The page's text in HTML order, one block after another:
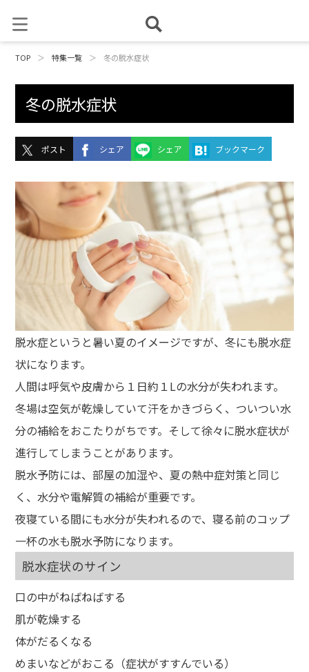
TOP ＞ 特集一覧 ＞ 冬の脱水症状
冬の脱水症状
ポスト シェア シェア ブックマーク
脱水症というと暑い夏のイメージですが、冬にも脱水症
状になります。
人間は呼気や皮膚から１日約１Lの水分が失われます。
冬場は空気が乾燥していて汗をかきづらく、ついつい水
分の補給をおこたりがちです。そして徐々に脱水症状が
進行してしまうことがあります。
脱水予防には、部屋の加湿や、夏の熱中症対策と同じ
く、水分や電解質の補給が重要です。
夜寝ている間にも水分が失われるので、寝る前のコップ
一杯の水も脱水予防になります。
脱水症状のサイン
口の中がねばねばする
肌が乾燥する
体がだるくなる
めまいなどがおこる（症状がすすんでいる）